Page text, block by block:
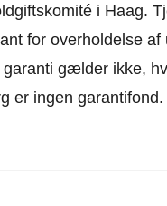
i Haag.
for overholdelse af
gælder ikke,
er ingen garantifond.